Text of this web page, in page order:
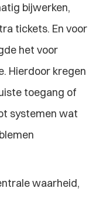
bijwerken,
tickets. En voor
het voor
Hierdoor kregen
toegang of
systemen wat
waarheid,